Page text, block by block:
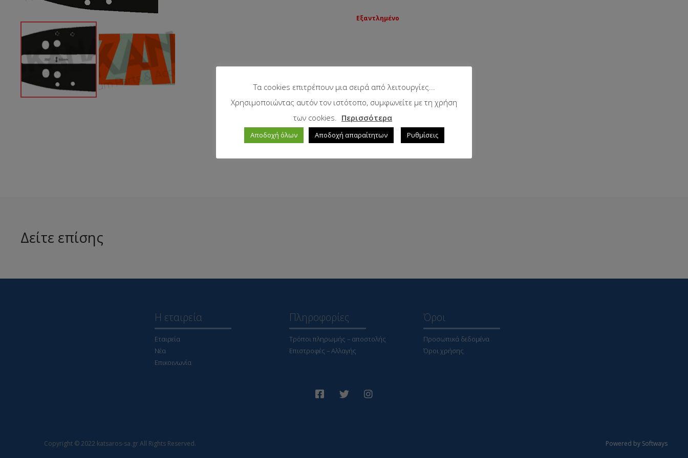
Εξαντλημένο
Δείτε επίσης
Η εταιρεία
Εταιρεία
Νέα
Επικοινωνία
Πληροφορίες
Τρόποι πληρωμής – αποστολής
Επιστροφές – Αλλαγής
Όροι
Προσωπικά δεδομένα
Όροι χρήσης
Copyright © 2022 katsaros-sa.gr All Rights Reserved. Powered by Softways
Τα cookies επιτρέπουν μια σειρά από λειτουργίες...
Χρησιμοποιώντας αυτόν τον ιστότοπο, συμφωνείτε με τη χρήση
των cookies. Περισσότερα
Αποδοχή όλων Αποδοχή απαραίτητων Ρυθμίσεις